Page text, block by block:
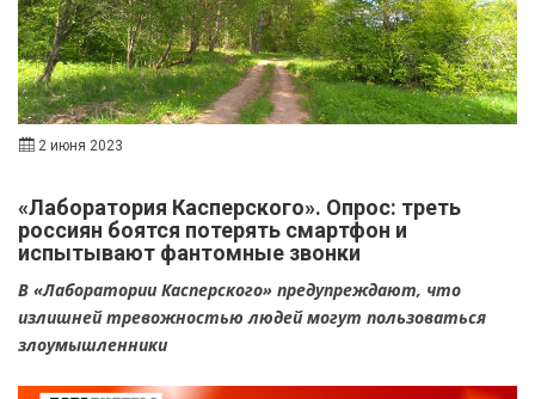
2 июня 2023
«Лаборатория Касперского». Опрос: треть
россиян боятся потерять смартфон и
испытывают фантомные звонки
В «Лаборатории Касперского» предупреждают, что
излишней тревожностью людей могут пользоваться
злоумышленники